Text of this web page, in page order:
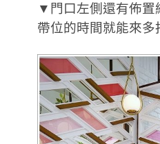
▼門口左側還有佈置
帶位的時間就能來多